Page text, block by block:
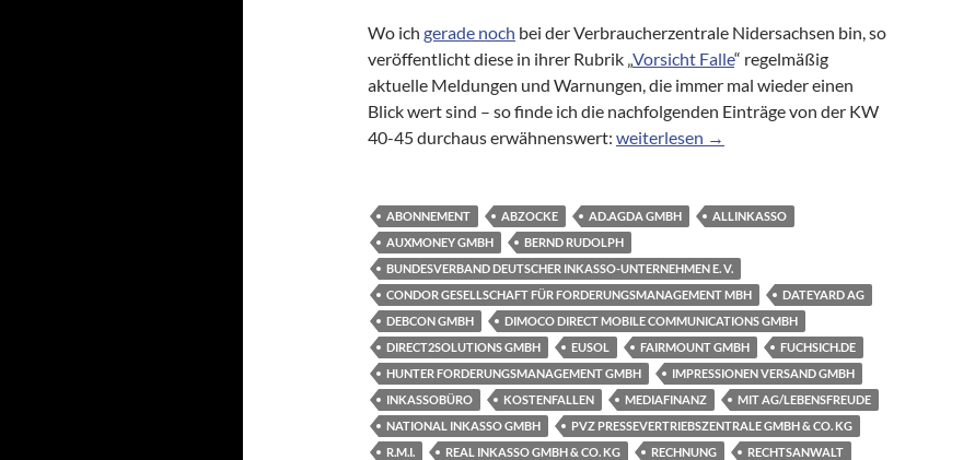
Wo ich gerade noch bei der Verbraucherzentrale Nidersachsen bin, so
veröffentlicht diese in ihrer Rubrik „Vorsicht Falle“ regelmäßig
aktuelle Meldungen und Warnungen, die immer mal wieder einen
Blick wert sind – so finde ich die nachfolgenden Einträge von der KW
40-45 durchaus erwähnenswert: Meldungen der VZ Niedersachsen: KW 40-45
weiterlesen →
ABONNEMENT ABZOCKE AD.AGDA GMBH
ALLINKASSO
AUXMONEY GMBH
BERND RUDOLPH
BUNDESVERBAND DEUTSCHER INKASSO-UNTERNEHMEN E. V.
CONDOR GESELLSCHAFT FÜR FORDERUNGSMANAGEMENT MBH
DATEYARD AG
DEBCON GMBH
DIMOCO DIRECT MOBILE COMMUNICATIONS GMBH
DIRECT2SOLUTIONS GMBH
EUSOL FAIRMOUNT GMBH
FUCHSICH.DE
HUNTER FORDERUNGSMANAGEMENT GMBH
IMPRESSIONEN VERSAND GMBH
INKASSOBÜRO
KOSTENFALLEN MEDIAFINANZ
MIT AG/LEBENSFREUDE
NATIONAL INKASSO GMBH
PVZ PRESSEVERTRIEBSZENTRALE GMBH & CO. KG
R.M.I.
REAL INKASSO GMBH & CO. KG RECHNUNG
RECHTSANWALT